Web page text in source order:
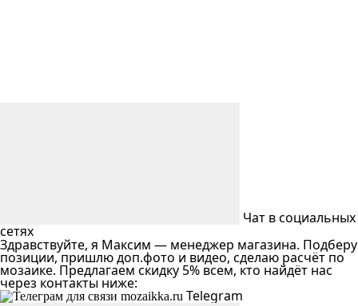
Чат в социальных
сетях
Здравствуйте, я Максим — менеджер магазина. Подберу
позиции, пришлю доп.фото и видео, сделаю расчёт по
мозаике. Предлагаем скидку 5% всем, кто найдёт нас
через контакты ниже:
Telegram